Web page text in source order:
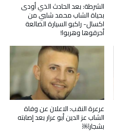
الشرطة: بعد الحادث الذي أودى
بحياة الشاب محمد شلبي من
اكسال- راكبو السيارة الضالعة
أحرقوها وهربوا!
عرعرة النقب: الاعلان عن وفاة
الشاب عز الدين أبو عرار بعد إصابته
بشجار￼